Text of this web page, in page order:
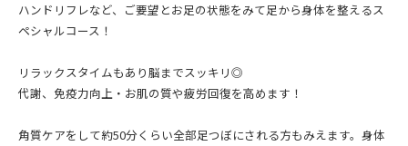
ハンドリフレなど、ご要望とお足の状態をみて足から身体を整えるス
ペシャルコース！
リラックスタイムもあり脳までスッキリ◎
代謝、免疫力向上・お肌の質や疲労回復を高めます！
角質ケアをして約50分くらい全部足つぼにされる方もみえます。身体